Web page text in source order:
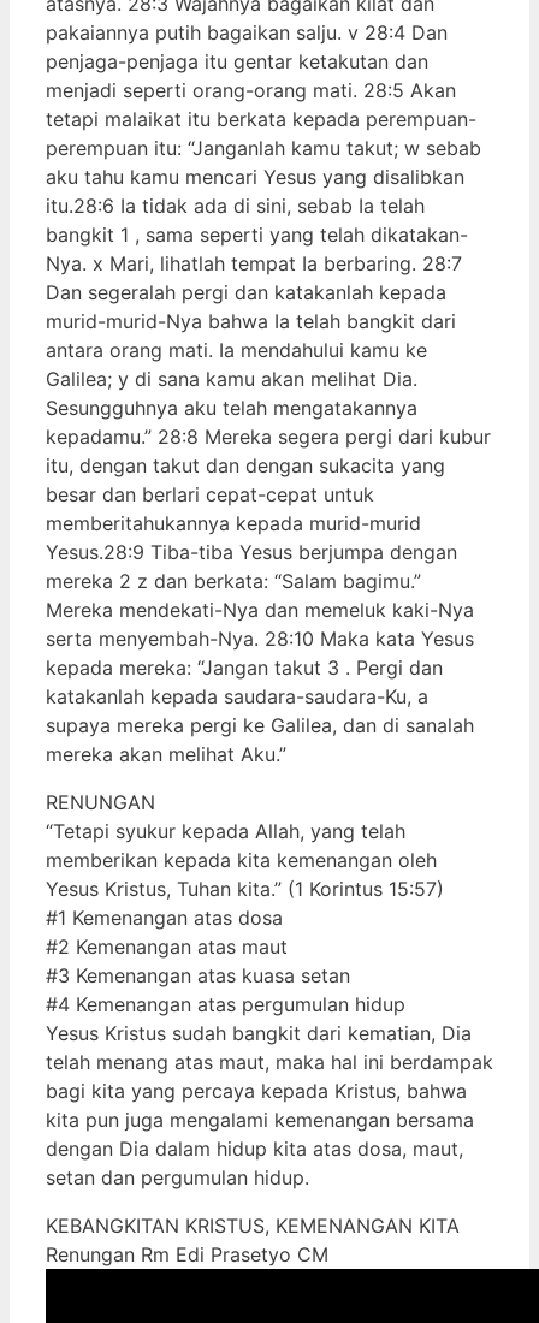
pakaiannya putih bagaikan salju. v 28:4 Dan
penjaga-penjaga itu gentar ketakutan dan
menjadi seperti orang-orang mati. 28:5 Akan
tetapi malaikat itu berkata kepada perempuan-
perempuan itu: “Janganlah kamu takut; w sebab
aku tahu kamu mencari Yesus yang disalibkan
itu.28:6 Ia tidak ada di sini, sebab Ia telah
bangkit 1 , sama seperti yang telah dikatakan-
Nya. x Mari, lihatlah tempat Ia berbaring. 28:7
Dan segeralah pergi dan katakanlah kepada
murid-murid-Nya bahwa Ia telah bangkit dari
antara orang mati. Ia mendahului kamu ke
Galilea; y di sana kamu akan melihat Dia.
Sesungguhnya aku telah mengatakannya
kepadamu.” 28:8 Mereka segera pergi dari kubur
itu, dengan takut dan dengan sukacita yang
besar dan berlari cepat-cepat untuk
memberitahukannya kepada murid-murid
Yesus.28:9 Tiba-tiba Yesus berjumpa dengan
mereka 2 z dan berkata: “Salam bagimu.”
Mereka mendekati-Nya dan memeluk kaki-Nya
serta menyembah-Nya. 28:10 Maka kata Yesus
kepada mereka: “Jangan takut 3 . Pergi dan
katakanlah kepada saudara-saudara-Ku, a
supaya mereka pergi ke Galilea, dan di sanalah
mereka akan melihat Aku.”
RENUNGAN
“Tetapi syukur kepada Allah, yang telah
memberikan kepada kita kemenangan oleh
Yesus Kristus, Tuhan kita.” (1 Korintus 15:57)
#1 Kemenangan atas dosa
#2 Kemenangan atas maut
#3 Kemenangan atas kuasa setan
#4 Kemenangan atas pergumulan hidup
Yesus Kristus sudah bangkit dari kematian, Dia
telah menang atas maut, maka hal ini berdampak
bagi kita yang percaya kepada Kristus, bahwa
kita pun juga mengalami kemenangan bersama
dengan Dia dalam hidup kita atas dosa, maut,
setan dan pergumulan hidup.
KEBANGKITAN KRISTUS, KEMENANGAN KITA
Renungan Rm Edi Prasetyo CM